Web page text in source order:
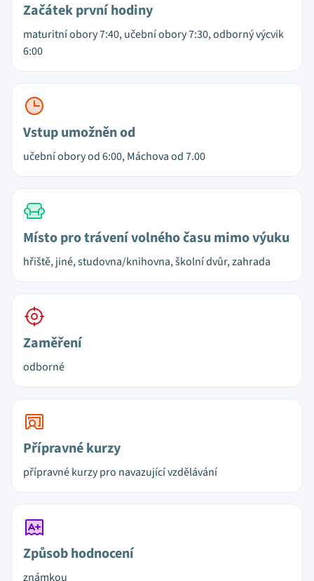
Začátek první hodiny
maturitní obory 7:40, učební obory 7:30, odborný výcvik
6:00
Vstup umožněn od
učební obory od 6:00, Máchova od 7.00
Místo pro trávení volného času mimo výuku
hřiště, jiné, studovna/knihovna, školní dvůr, zahrada
Zaměření
odborné
Přípravné kurzy
přípravné kurzy pro navazující vzdělávání
Způsob hodnocení
známkou